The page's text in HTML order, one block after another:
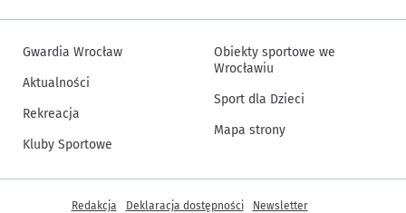
Gwardia Wrocław
Aktualności
Rekreacja
Kluby Sportowe
Obiekty sportowe we
Wrocławiu
Sport dla Dzieci
Mapa strony
Inne informacje
Redakcja Deklaracja dostępności Newsletter